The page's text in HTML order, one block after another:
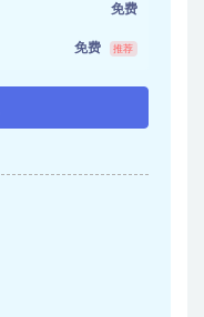
免费
免费 推荐